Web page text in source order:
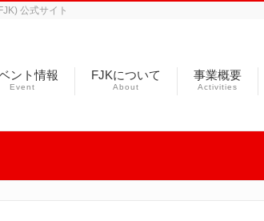
公式サイト
ント情報
Event
FJKについて
About
事業概要
Activities